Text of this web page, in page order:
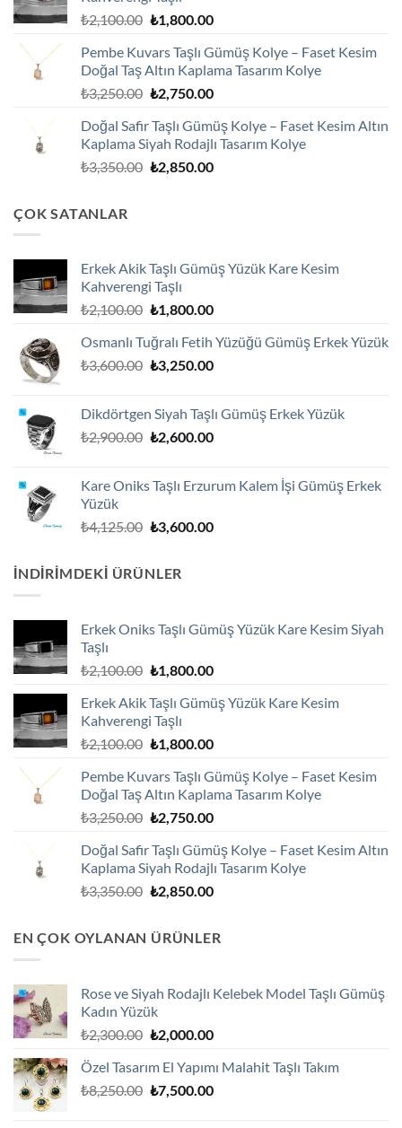
₺2,100.00 Orijinal
₺2,100.00.
₺1,800.00Şu
fiyat:
₺1,800.00.
Pembe Kuvars Taşlı Gümüş Kolye – Faset Kesim
Doğal Taş Altın Kaplama Tasarım Kolye
₺3,250.00 Orijinal
₺3,250.00.
₺2,750.00Şu
fiyat:
₺2,750.00.
Doğal Safir Taşlı Gümüş Kolye – Faset Kesim Altın
Kaplama Siyah Rodajlı Tasarım Kolye
₺3,350.00 Orijinal
₺2,850.00Şu
ÇOK SATANLAR
Erkek Akik Taşlı Gümüş Yüzük Kare Kesim
Kahverengi Taşlı
₺2,100.00 Orijinal
₺2,100.00.
₺1,800.00Şu
fiyat:
₺1,800.00.
Osmanlı Tuğralı Fetih Yüzüğü Gümüş Erkek Yüzük
₺3,600.00 Orijinal
₺3,250.00Şu
₺3,250.00.
Dikdörtgen Siyah Taşlı Gümüş Erkek Yüzük
₺2,900.00 Orijinal
₺2,600.00Şu
₺2,600.00.
Kare Oniks Taşlı Erzurum Kalem İşi Gümüş Erkek
Yüzük
₺4,125.00 Orijinal
₺3,600.00Şu
İNDIRIMDEKI ÜRÜNLER
Erkek Oniks Taşlı Gümüş Yüzük Kare Kesim Siyah
Taşlı
₺2,100.00 Orijinal
₺2,100.00.
₺1,800.00Şu
fiyat:
Erkek Akik Taşlı Gümüş Yüzük Kare Kesim
Kahverengi Taşlı
₺2,100.00 Orijinal
₺2,100.00.
₺1,800.00Şu
fiyat:
₺1,800.00.
Pembe Kuvars Taşlı Gümüş Kolye – Faset Kesim
Doğal Taş Altın Kaplama Tasarım Kolye
₺3,250.00 Orijinal
₺3,250.00.
₺2,750.00Şu
fiyat:
₺2,750.00.
Doğal Safir Taşlı Gümüş Kolye – Faset Kesim Altın
Kaplama Siyah Rodajlı Tasarım Kolye
₺3,350.00 Orijinal
₺3,350.00.
₺2,850.00Şu
₺2,850.00.
EN ÇOK OYLANAN ÜRÜNLER
Rose ve Siyah Rodajlı Kelebek Model Taşlı Gümüş
Kadın Yüzük
₺2,300.00 Orijinal
₺2,300.00.
₺2,000.00Şu
fiyat:
₺2,000.00.
Özel Tasarım El Yapımı Malahit Taşlı Takım
₺8,250.00 Orijinal
₺7,500.00Şu